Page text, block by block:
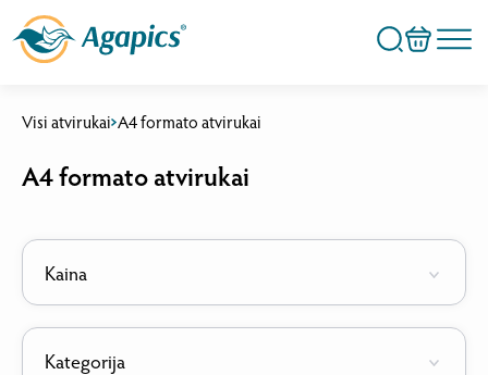
A4 formato atvirukai
Visi atvirukai A4 formato atvirukai
Kaina
Kategorija